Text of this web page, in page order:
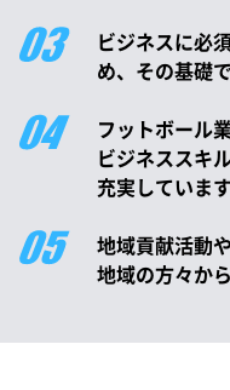
ビジネスに必
め、その基礎
フットボール
ビジネススキ
充実しています
地域貢献活動
地域の方々か